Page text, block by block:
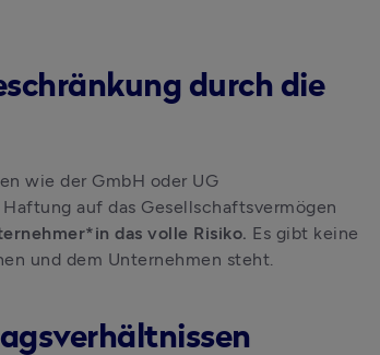
durch die
wie der GmbH oder UG
auf das Gesellschaftsvermögen
das volle Risiko. Es gibt keine
und dem Unternehmen steht.